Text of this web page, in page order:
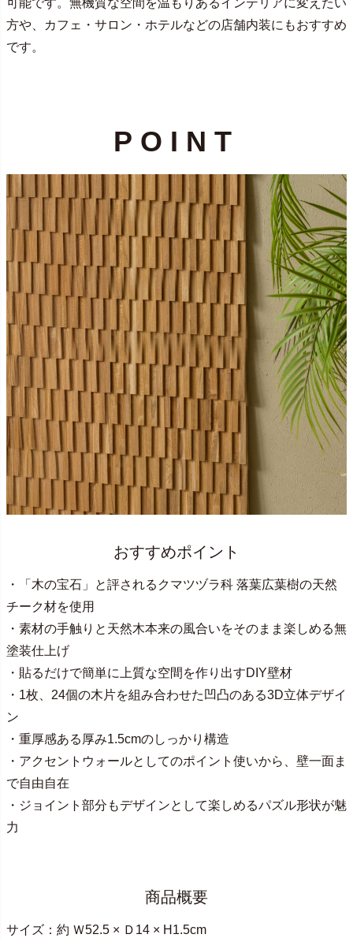
可能です。無機質な空間を温もりあるインテリアに変えたい
方や、カフェ・サロン・ホテルなどの店舗内装にもおすすめ
です。
POINT
おすすめポイント
・「木の宝石」と評されるクマツヅラ科 落葉広葉樹の天然
チーク材を使用
・素材の手触りと天然木本来の風合いをそのまま楽しめる無
塗装仕上げ
・貼るだけで簡単に上質な空間を作り出すDIY壁材
・1枚、24個の木片を組み合わせた凹凸のある3D立体デザイ
ン
・重厚感ある厚み1.5cmのしっかり構造
・アクセントウォールとしてのポイント使いから、壁一面ま
で自由自在
・ジョイント部分もデザインとして楽しめるパズル形状が魅
力
商品概要
サイズ：約 Ｗ52.5 × Ｄ14 × H1.5cm